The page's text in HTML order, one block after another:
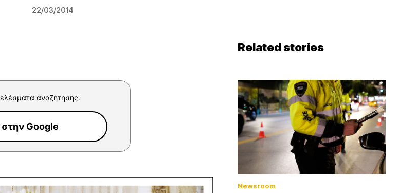
22/03/2014
αναζήτησης.
Google
Related stories
Newsroom